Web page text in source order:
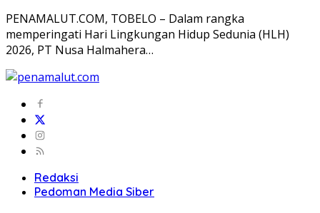
PENAMALUT.COM, TOBELO – Dalam rangka
memperingati Hari Lingkungan Hidup Sedunia (HLH)
2026, PT Nusa Halmahera…
Redaksi
Pedoman Media Siber